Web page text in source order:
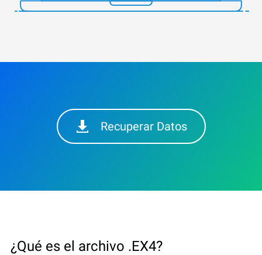
Recuperar Datos
¿Qué es el archivo .EX4?